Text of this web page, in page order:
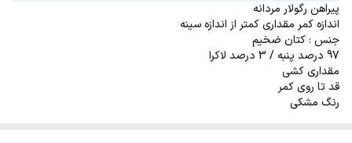
پیراهن رگولار مردانه
اندازه کمر مقداری کمتر از اندازه سینه
جنس : کتان ضخیم
97 درصد پنبه / 3 درصد لاکرا
مقداری کشی
قد تا روی کمر
رنگ مشکی